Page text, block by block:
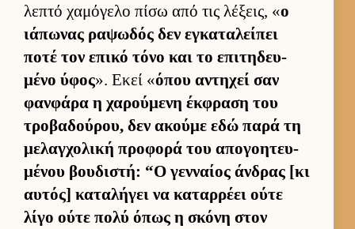
λεπτό χαμόγελο πίσω από τις λέξεις, «ο
ιάπωνας ραψωδός δεν εγκαταλεί­πει
ποτέ τον επικό τόνο και το επιτηδευ­
μένο ύφος». Εκεί «όπου αντηχεί σαν
φαν­φάρα η χαρού­μενη έκ­φραση του
τροβαδού­ρου, δεν ακούμε εδώ παρά τη
μελαγ­χολική προφορά του απογοη­τευ­
μένου βου­διστή: “Ο γεν­ναίος άν­δρας [κι
αυ­τός] καταλήγει να καταρ­ρέει ούτε
λίγο ούτε πολύ όπως η σκόνη στον